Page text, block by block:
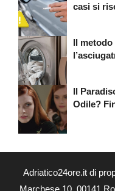
casi si
Il
Il
Odile?
Adriatico24ore.it di
Marchese 10, 00141